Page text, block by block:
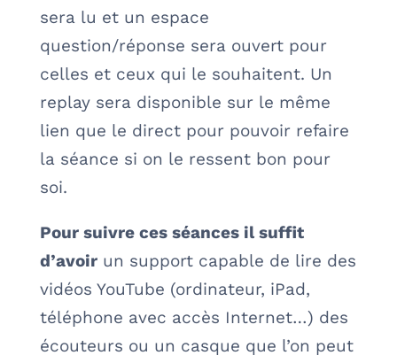
sera lu et un espace
question/réponse sera ouvert pour
celles et ceux qui le souhaitent. Un
replay sera disponible sur le même
lien que le direct pour pouvoir refaire
la séance si on le ressent bon pour
soi.
Pour suivre ces séances il suffit
d’avoirun support capable de lire des
vidéos YouTube (ordinateur, iPad,
téléphone avec accès Internet…) des
écouteurs ou un casque que l’on peut